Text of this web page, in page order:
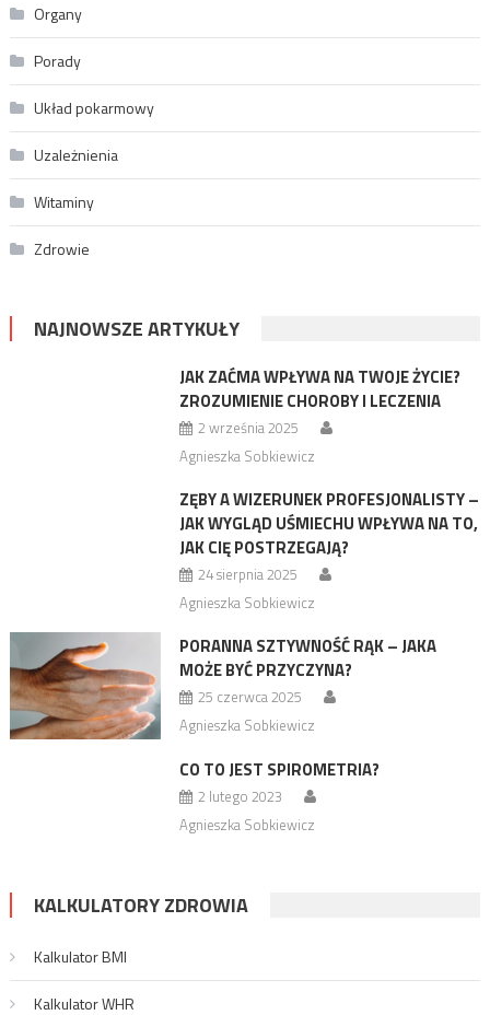
Organy
Porady
Układ pokarmowy
Uzależnienia
Witaminy
Zdrowie
NAJNOWSZE ARTYKUŁY
JAK ZAĆMA WPŁYWA NA TWOJE ŻYCIE?
ZROZUMIENIE CHOROBY I LECZENIA
2 września 2025
Agnieszka Sobkiewicz
ZĘBY A WIZERUNEK PROFESJONALISTY –
JAK WYGLĄD UŚMIECHU WPŁYWA NA TO,
JAK CIĘ POSTRZEGAJĄ?
24 sierpnia 2025
Agnieszka Sobkiewicz
PORANNA SZTYWNOŚĆ RĄK – JAKA
MOŻE BYĆ PRZYCZYNA?
25 czerwca 2025
Agnieszka Sobkiewicz
CO TO JEST SPIROMETRIA?
2 lutego 2023
Agnieszka Sobkiewicz
KALKULATORY ZDROWIA
Kalkulator BMI
Kalkulator WHR